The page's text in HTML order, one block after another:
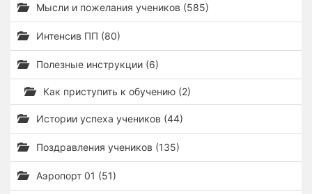
Мысли и пожелания учеников (585)
Интенсив ПП (80)
Полезные инструкции (6)
Как приступить к обучению (2)
Истории успеха учеников (44)
Поздравления учеников (135)
Аэропорт 01 (51)